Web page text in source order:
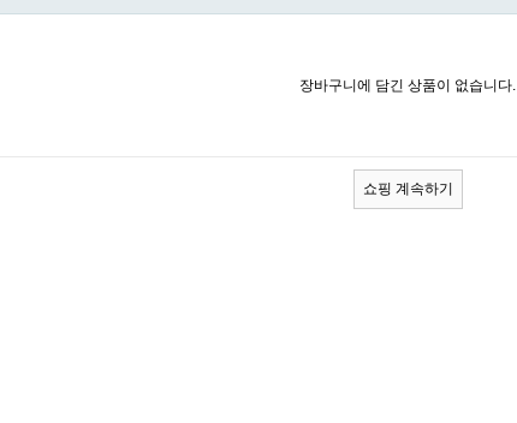
장바구니에 담긴 상품이 없습니다.
쇼핑 계속하기